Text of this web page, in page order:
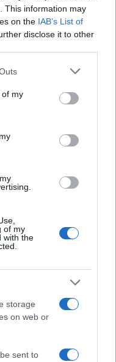
This information may
on the IAB’s List of
disclose it to other
one or more Google
You may click to
its third-party tags to
in below Google
of my
of my
with the
storage
on web or
sent to